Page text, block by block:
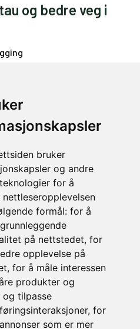
bruker
og andre
for å
formål: for å
på nettstedet, for
opplevelse på
, for å måle interessen
produkter og
og tilpasse
, for
som er mer
og bedre veg i
1